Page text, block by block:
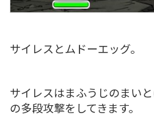
サイレスとムドーエッグ。
サイレスはまふうじのまい
の多段攻撃をしてきます。